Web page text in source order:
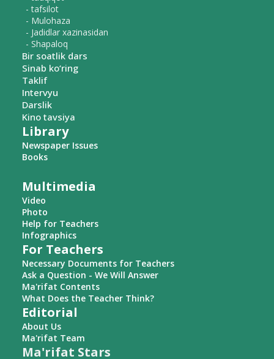
- tafsilot
- Mulohaza
- Jadidlar xazinasidan
- Shapaloq
Bir soatlik dars
Sinab ko‘ring
Taklif
Intervyu
Darslik
Kino tavsiya
Library
Newspaper Issues
Books
Multimedia
Video
Photo
Help for Teachers
Infographics
For Teachers
Necessary Documents for Teachers
Ask a Question - We Will Answer
Ma'rifat Contents
What Does the Teacher Think?
Editorial
About Us
Ma'rifat Team
Ma'rifat Stars